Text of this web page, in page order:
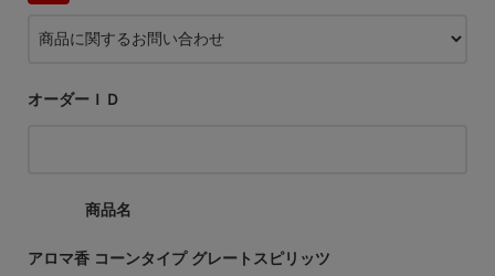
オーダーＩＤ
商品名
アロマ香 コーンタイプ グレートスピリッツ